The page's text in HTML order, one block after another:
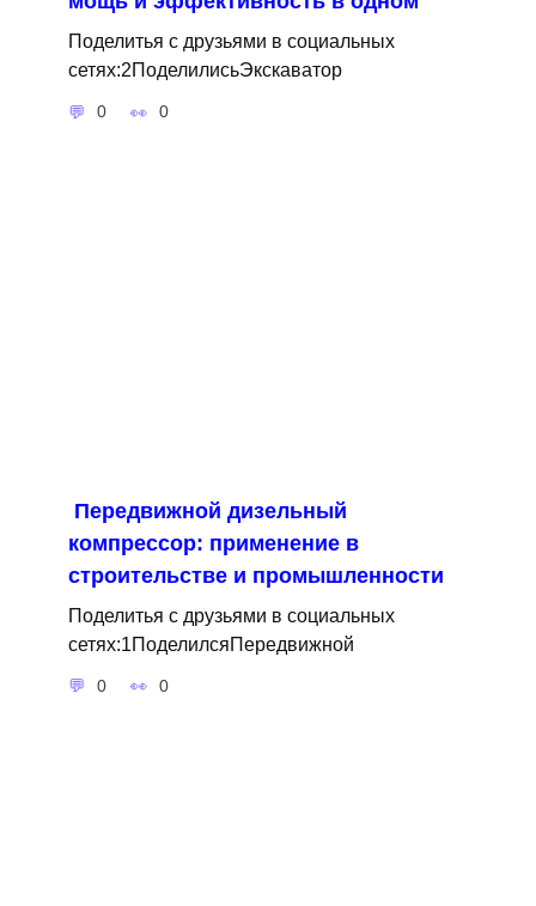
Поделитья с друзьями в социальных
сетях:2ПоделилисьЭкскаватор
0 0
Передвижной дизельный
компрессор: применение в
строительстве и промышленности
Поделитья с друзьями в социальных
сетях:1ПоделилсяПередвижной
0 0